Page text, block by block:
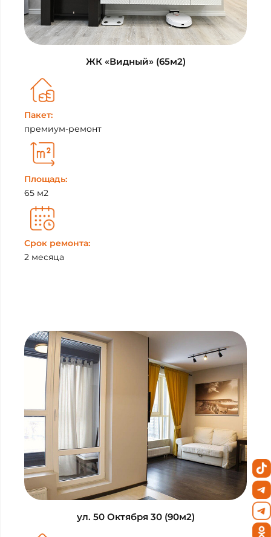
ЖК «Видный» (65м2)
Пакет:
премиум-ремонт
Площадь:
65 м2
Срок ремонта:
2 месяца
ул. 50 Октября 30 (90м2)